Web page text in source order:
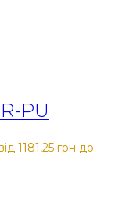
PU
1181,25 грн до